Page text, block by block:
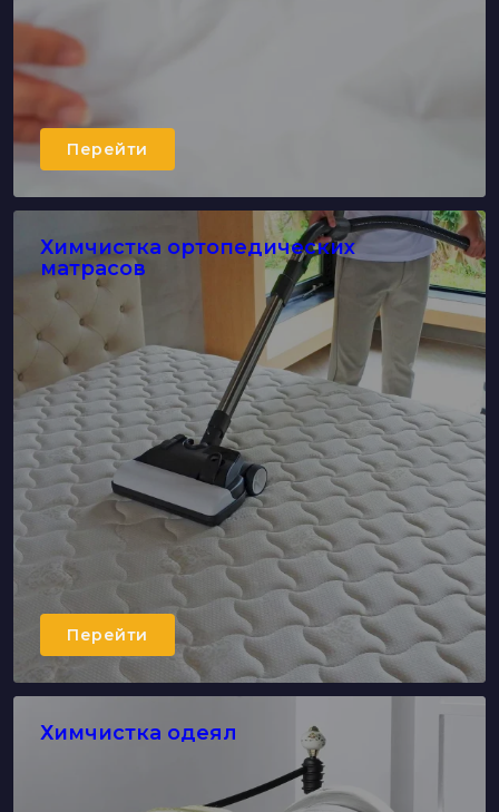
Перейти
Химчистка ортопедических
матрасов
Перейти
Химчистка одеял